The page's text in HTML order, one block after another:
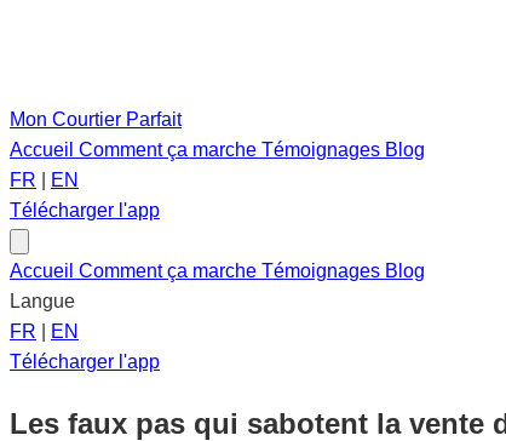
Mon Courtier Parfait
Accueil Comment ça marche Témoignages Blog
FR
EN
Télécharger l'app
Accueil Comment ça marche Témoignages Blog
Langue
FR
EN
Télécharger l'app
Les faux pas qui sabotent la vente